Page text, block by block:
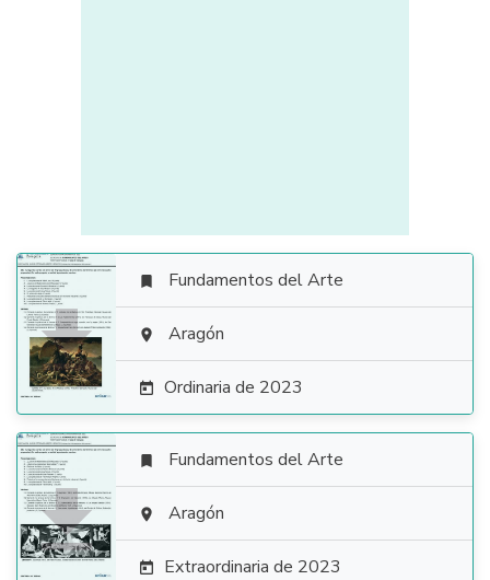

 Fundamentos del Arte
 Aragón
 Ordinaria de 2023

 Fundamentos del Arte
 Aragón
 Extraordinaria de 2023